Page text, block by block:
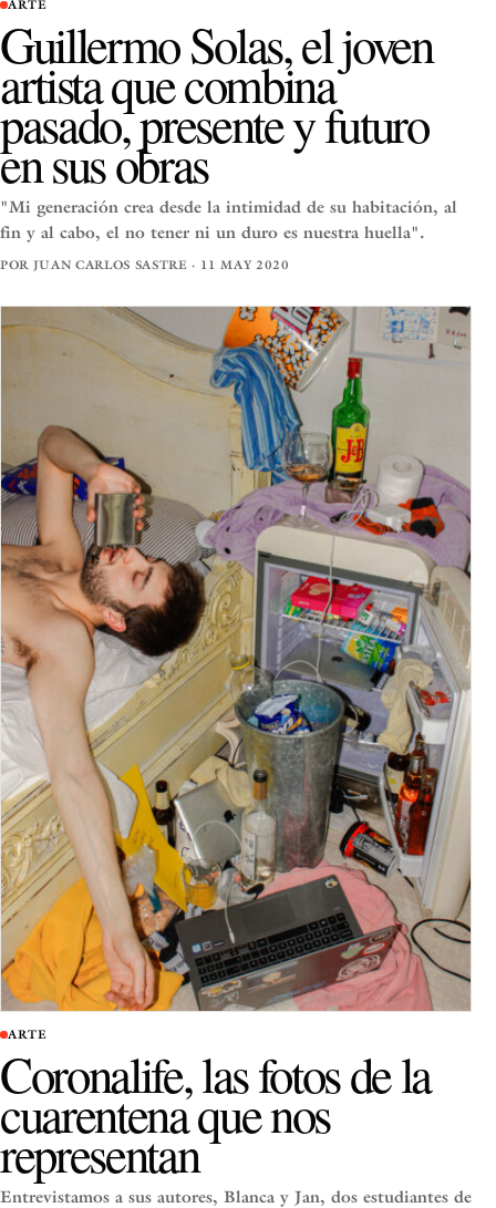
ARTE
Guillermo Solas, el joven
artista que combina
pasado, presente y futuro
en sus obras
"Mi generación crea desde la intimidad de su habitación, al
fin y al cabo, el no tener ni un duro es nuestra huella".
POR JUAN CARLOS SASTRE · 11 MAY 2020
ARTE
Coronalife, las fotos de la
cuarentena que nos
representan
Entrevistamos a sus autores, Blanca y Jan, dos estudiantes de